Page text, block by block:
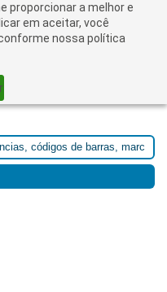
proporcionar a melhor e
em aceitar, você
nossa política